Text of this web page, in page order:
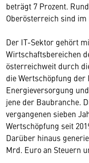
beträgt 7 Prozent.
Oberösterreich sind
Der IT-Sektor gehört
Wirtschaftsbereichen
österreichweit durch
die Wertschöpfung der
Energieversorgung
jene der Baubranche.
vergangenen sieben
Wertschöpfung seit
Darüber hinaus
Mrd. Euro an Steuern